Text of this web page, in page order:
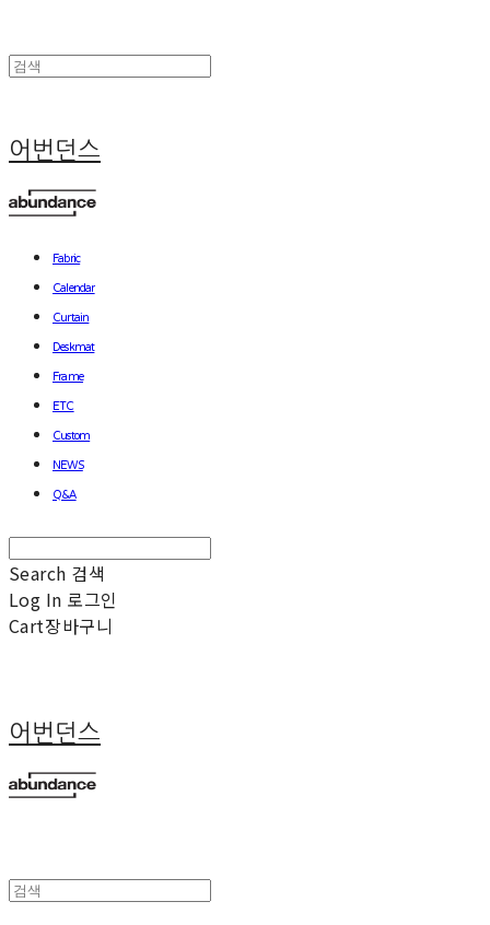
어번던스
Fabric
Calendar
Curtain
Deskmat
Frame
ETC
Custom
NEWS
Q&A
Search 검색
Log In 로그인
Cart장바구니
어번던스